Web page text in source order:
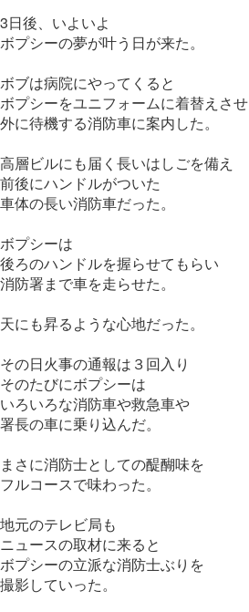
3日後、いよいよ
ボプシーの夢が叶う日が来た。
ボブは病院にやってくると
ボプシーをユニフォームに着替えさせ
外に待機する消防車に案内した。
高層ビルにも届く長いはしごを備え
前後にハンドルがついた
車体の長い消防車だった。
ボプシーは
後ろのハンドルを握らせてもらい
消防署まで車を走らせた。
天にも昇るような心地だった。
その日火事の通報は３回入り
そのたびにボプシーは
いろいろな消防車や救急車や
署長の車に乗り込んだ。
まさに消防士としての醍醐味を
フルコースで味わった。
地元のテレビ局も
ニュースの取材に来ると
ボプシーの立派な消防士ぶりを
撮影していった。